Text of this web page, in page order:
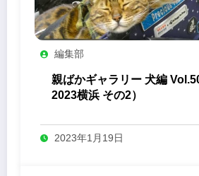
編集部
親ばかギャラリー 犬編
2023横浜 その2）
2023年1月19日